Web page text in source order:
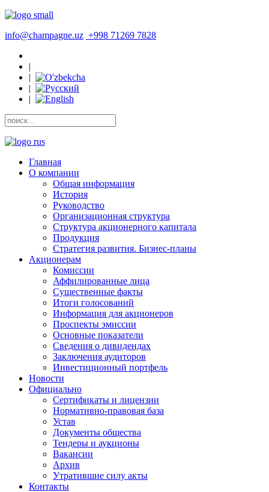
info@champagne.uz +998 71269 7828
|
|
|
|
Главная
О компании
Общая информация
История
Руководство
Организационная структура
Структура акционерного капитала
Продукция
Стратегия развития. Бизнес-планы
Акционерам
Комиссии
Аффилированные лица
Существенные факты
Итоги голосований
Информация для акционеров
Проспекты эмиссии
Основные показатели
Сведения о дивидендах
Заключения аудиторов
Инвестиционный портфель
Новости
Официально
Сертификаты и лицензии
Нормативно-правовая база
Устав
Документы общества
Тендеры и аукционы
Вакансии
Архив
Утратившие силу акты
Контакты